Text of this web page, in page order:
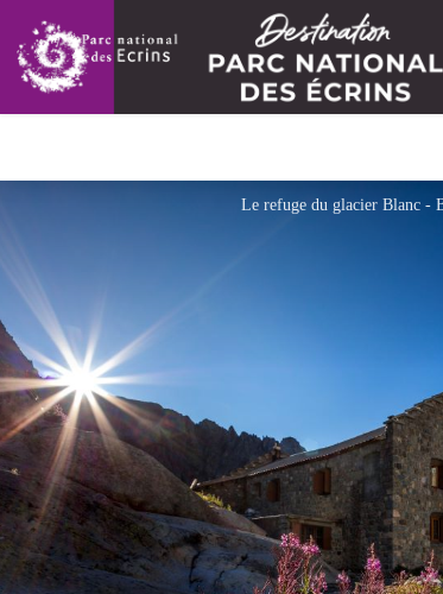
Le refuge du glacier Blanc -